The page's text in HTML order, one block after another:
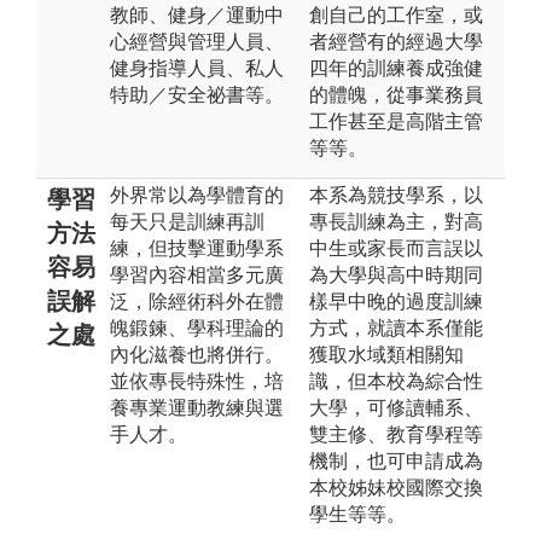
教師、健身／運動中
心經營與管理人員、
健身指導人員、私人
特助／安全祕書等。
創自己的工作室，或
者經營有的經過大學
四年的訓練養成強健
的體魄，從事業務員
工作甚至是高階主管
等等。
學習
方法
容易
誤解
之處
外界常以為學體育的
每天只是訓練再訓
練，但技擊運動學系
學習內容相當多元廣
泛，除經術科外在體
魄鍛鍊、學科理論的
內化滋養也將併行。
並依專長特殊性，培
養專業運動教練與選
手人才。
本系為競技學系，以
專長訓練為主，對高
中生或家長而言誤以
為大學與高中時期同
樣早中晚的過度訓練
方式，就讀本系僅能
獲取水域類相關知
識，但本校為綜合性
大學，可修讀輔系、
雙主修、教育學程等
機制，也可申請成為
本校姊妹校國際交換
學生等等。